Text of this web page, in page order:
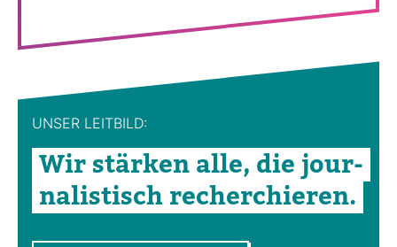
UNSER LEIT­BILD:
Wir stärken alle, die jour­
na­lis­tisch recher­chieren.